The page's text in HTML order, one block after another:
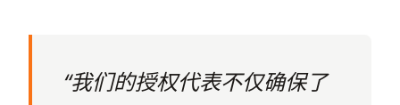
“我们的授权代表不仅确保了